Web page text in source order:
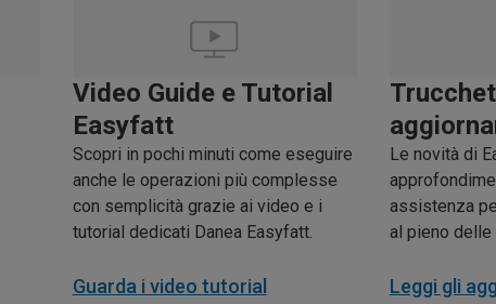
Video Guide e Tutorial
Easyfatt
Scopri in pochi minuti come eseguire
anche le operazioni più complesse
con semplicità grazie ai video e i
tutorial dedicati Danea Easyfatt.
Guarda i video tutorial
Le novità di
assistenza
al pieno delle
Leggi gli